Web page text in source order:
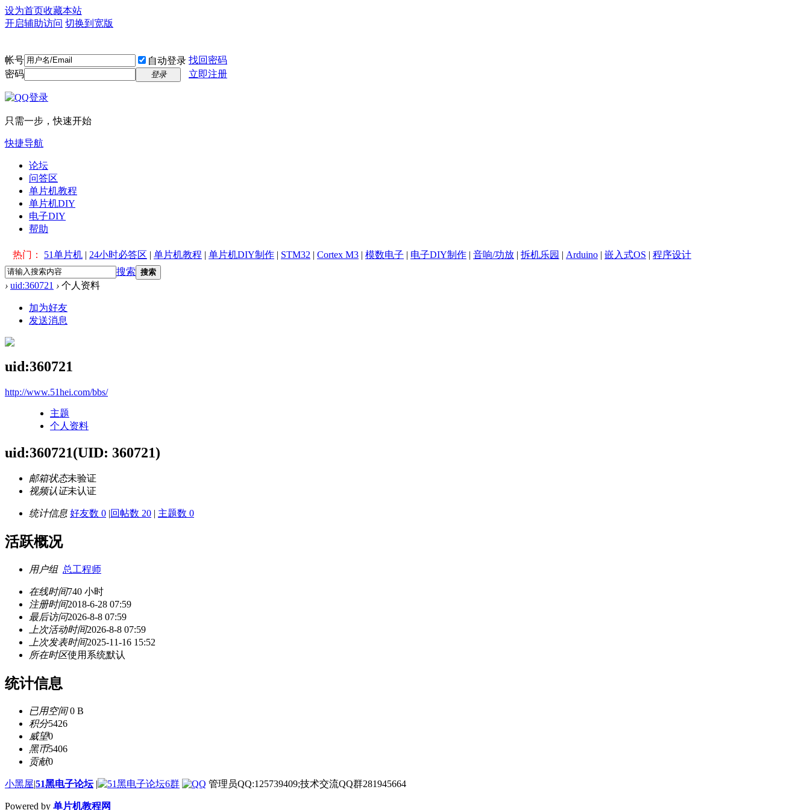
设为首页收藏本站
开启辅助访问 切换到宽版
帐号 自动登录 找回密码
密码
登录 立即注册
只需一步，快速开始
快捷导航
论坛
问答区
单片机教程
单片机DIY
电子DIY
帮助
热门： 51单片机 | 24小时必答区 | 单片机教程 | 单片机DIY制作 | STM32 | Cortex M3 | 模数电子 | 电子DIY制作 | 音响/功放 | 拆机乐园 | Arduino | 嵌入式OS | 程序设计
搜索 搜索
› uid:360721 › 个人资料
加为好友
发送消息
uid:360721
http://www.51hei.com/bbs/
主题
个人资料
uid:360721(UID: 360721)
邮箱状态未验证
视频认证未认证
统计信息 好友数 0 |回帖数 20 | 主题数 0
活跃概况
用户组 总工程师
在线时间740 小时
注册时间2018-6-28 07:59
最后访问2026-8-8 07:59
上次活动时间2026-8-8 07:59
上次发表时间2025-11-16 15:52
所在时区使用系统默认
统计信息
已用空间0 B
积分5426
威望0
黑币5406
贡献0
小黑屋|51黑电子论坛 | 管理员QQ:125739409;技术交流QQ群281945664
Powered by 单片机教程网